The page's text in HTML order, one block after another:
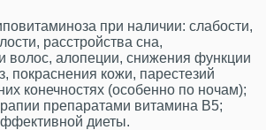
при наличии: слабости,
расстройства сна,
волос, алопеции, снижения функции
покраснения кожи, парестезий
конечностях (особенно по ночам);
препаратами витамина В5;
диеты.